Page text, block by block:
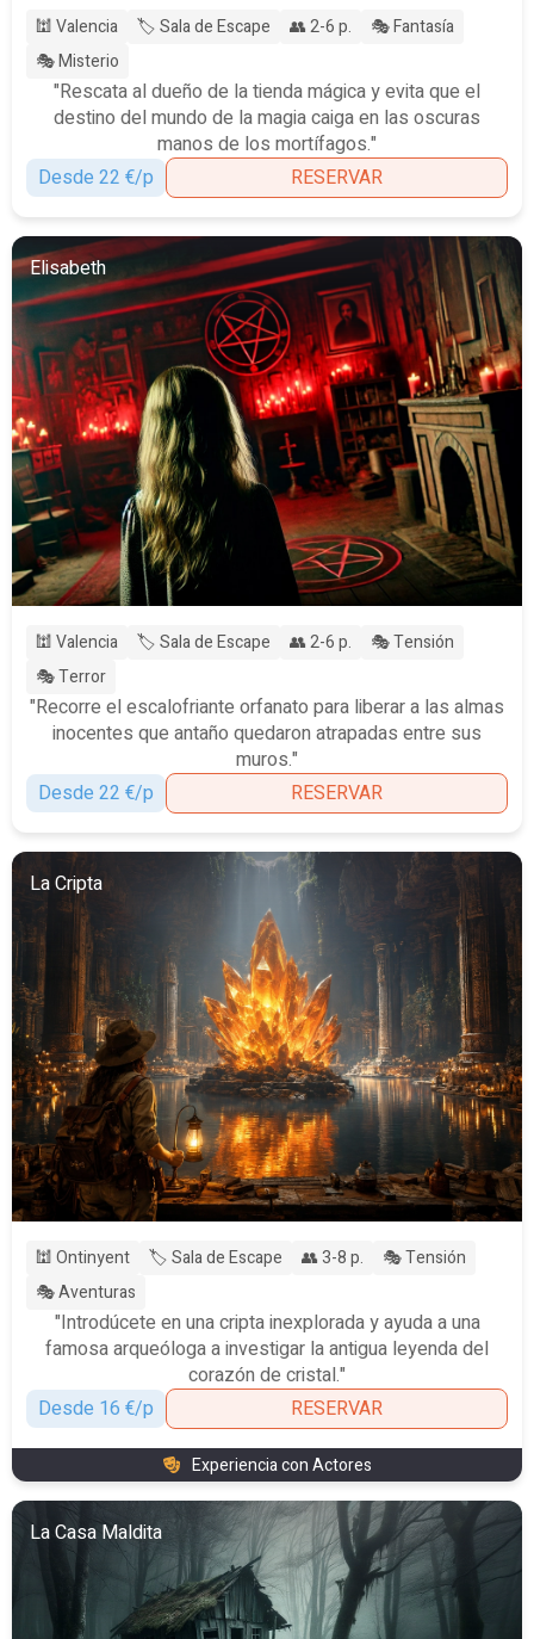
🕍 Valencia 🏷️ Sala de Escape 👥 2-6 p.
🎭 Fantasía
🎭 Misterio
"Rescata al dueño de la tienda mágica y evita que el
destino del mundo de la magia caiga en las oscuras
manos de los mortífagos."
Desde 22 €/p
RESERVAR
Elisabeth
🕍 Valencia 🏷️ Sala de Escape 👥 2-6 p.
🎭 Tensión
🎭 Terror
"Recorre el escalofriante orfanato para liberar a las almas
inocentes que antaño quedaron atrapadas entre sus
muros."
Desde 22 €/p
RESERVAR
La Cripta
🕍 Ontinyent 🏷️ Sala de Escape 👥 3-8 p.
🎭 Tensión
🎭 Aventuras
"Introdúcete en una cripta inexplorada y ayuda a una
famosa arqueóloga a investigar la antigua leyenda del
corazón de cristal."
Desde 16 €/p
RESERVAR
Experiencia con Actores
La Casa Maldita